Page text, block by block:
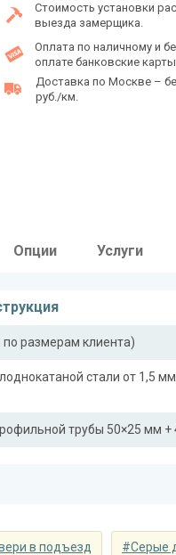
Стоимость установки
выезда замерщика.
Оплата по наличному и
оплате банковские
Доставка по Москве –
руб./км.
Опции Услуги
размерам клиента)
стали от 1,5
трубы 50×25 мм +
в подъезд #Серые